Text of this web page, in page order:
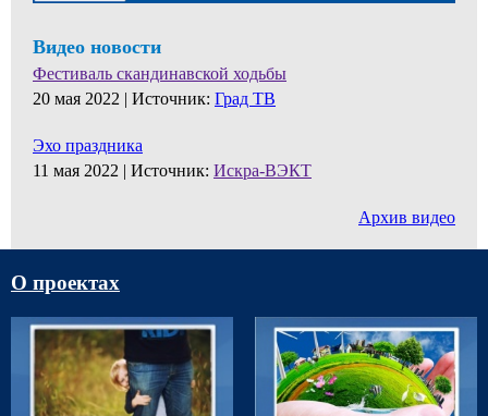
Видео новости
Фестиваль скандинавской ходьбы
20 мая 2022 | Источник: Град ТВ
Эхо праздника
11 мая 2022 | Источник: Искра-ВЭКТ
Архив видео
О проектах